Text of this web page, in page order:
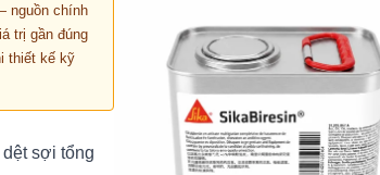
nguồn chính
trị gần đúng
thiết kế kỹ
sợi tổng